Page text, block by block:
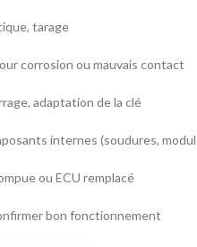
tarage
corrosion ou mauvais contact
adaptation de la clé
internes (soudures,
ou ECU remplacé
bon fonctionnement